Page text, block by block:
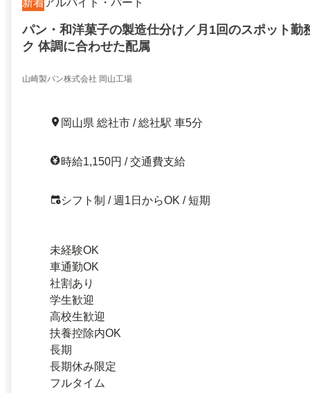
新着 アルバイト・パート
パン・和洋菓子の製造仕分け／月1回のスポット勤
ク 体調に合わせた配属
山崎製パン株式会社 岡山工場
岡山県 総社市 / 総社駅 車5分
時給1,150円 / 交通費支給
シフト制 / 週1日からOK / 短期
未経験OK
車通勤OK
社割あり
学生歓迎
高校生歓迎
扶養控除内OK
長期
長期休み限定
フルタイム